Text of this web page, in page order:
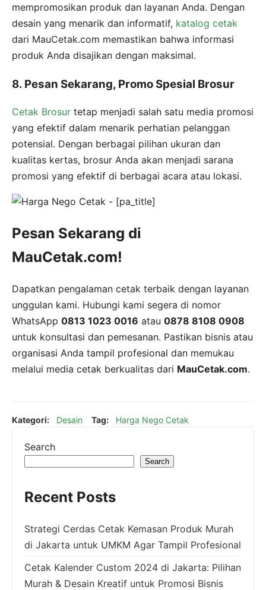
mempromosikan produk dan layanan Anda. Dengan
desain yang menarik dan informatif, katalog cetak
dari MauCetak.com memastikan bahwa informasi
produk Anda disajikan dengan maksimal.
8. Pesan Sekarang, Promo Spesial Brosur
Cetak Brosur tetap menjadi salah satu media promosi
yang efektif dalam menarik perhatian pelanggan
potensial. Dengan berbagai pilihan ukuran dan
kualitas kertas, brosur Anda akan menjadi sarana
promosi yang efektif di berbagai acara atau lokasi.
Pesan Sekarang di
MauCetak.com!
Dapatkan pengalaman cetak terbaik dengan layanan
unggulan kami. Hubungi kami segera di nomor
WhatsApp 0813 1023 0016 atau 0878 8108 0908
untuk konsultasi dan pemesanan. Pastikan bisnis atau
organisasi Anda tampil profesional dan memukau
melalui media cetak berkualitas dari MauCetak.com.
Kategori: Desain Tag: Harga Nego Cetak
Search
Search
Recent Posts
Strategi Cerdas Cetak Kemasan Produk Murah
di Jakarta untuk UMKM Agar Tampil Profesional
Cetak Kalender Custom 2024 di Jakarta: Pilihan
Murah & Desain Kreatif untuk Promosi Bisnis